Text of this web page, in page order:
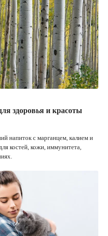
здоровья и красоты
напиток с марганцем, калием и
костей, кожи, иммунитета,